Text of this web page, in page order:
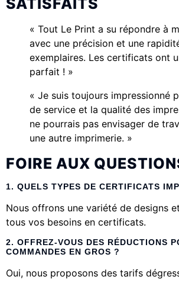
« Tout Le Print a su répondre à
avec une précision et une
exemplaires. Les certificats ont
parfait ! »
« Je suis toujours impressionné
de service et la qualité des
ne pourrais pas envisager de
une autre imprimerie. »
FOIRE AUX
1. QUELS TYPES DE CERTIFICATS
Nous offrons une variété de designs
tous vos besoins en certificats.
2. OFFREZ-VOUS DES RÉDUCTIONS
COMMANDES EN GROS ?
Oui, nous proposons des tarifs